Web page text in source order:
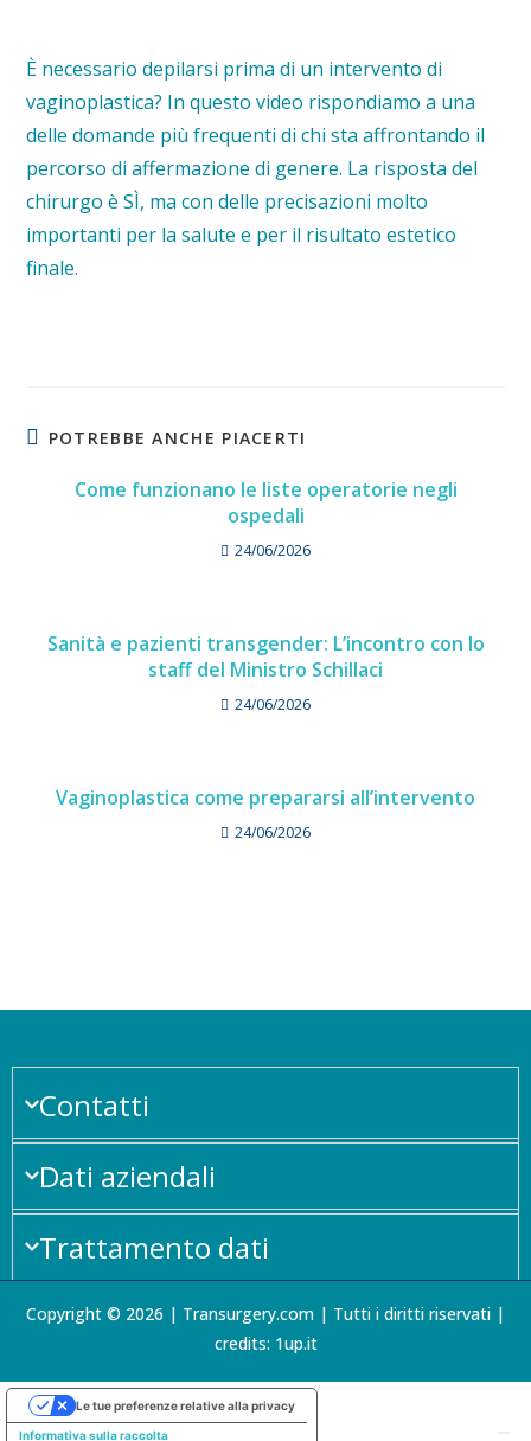
È necessario depilarsi prima di un intervento di
vaginoplastica? In questo video rispondiamo a una
delle domande più frequenti di chi sta affrontando il
percorso di affermazione di genere. La risposta del
chirurgo è SÌ, ma con delle precisazioni molto
importanti per la salute e per il risultato estetico
finale.
POTREBBE ANCHE PIACERTI
Come funzionano le liste operatorie negli
ospedali
24/06/2026
Sanità e pazienti transgender: L’incontro con lo
staff del Ministro Schillaci
24/06/2026
Vaginoplastica come prepararsi all’intervento
24/06/2026
Contatti
Dati aziendali
Trattamento dati
Copyright © 2026 | Transurgery.com | Tutti i diritti riservati |
credits: 1up.it
Informativa sulla raccolta
Le tue preferenze relative alla privacy